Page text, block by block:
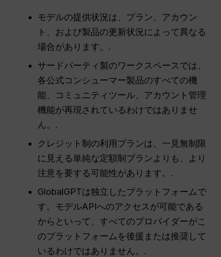
モデルの提供状況は、プラン、アカウン
ト、および製品の更新状況によって異なる
場合があります。.
サードパーティ製のワークスペースでは、
各公式コンシューマー製品のすべての機
能、コミュニティツール、アカウント管理
機能が再現されているわけではありませ
ん。.
クレジット制の利用プランは、一見無制限
に見える単純な定額制プランよりも、より
注意を要する可能性があります。.
GlobalGPTは独立したプラットフォームで
す。モデルAPIへのアクセスが可能である
からといって、すべてのプロバイダーがこ
のプラットフォームを後援または推奨して
いるわけではありません。.